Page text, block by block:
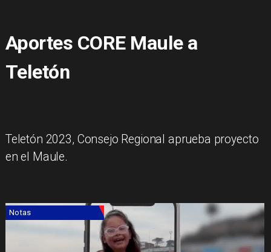
Aportes CORE Maule a
Teletón
Teletón 2023, Consejo Regional aprueba proyecto
en el Maule.
Notas